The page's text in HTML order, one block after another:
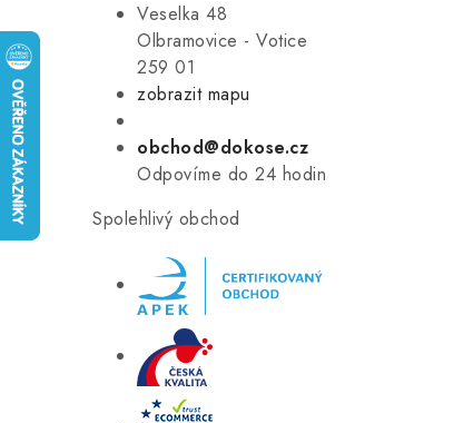
Veselka 48
Olbramovice - Votice
259 01
zobrazit mapu
obchod@dokose.cz
Odpovíme do 24 hodin
Spolehlivý obchod